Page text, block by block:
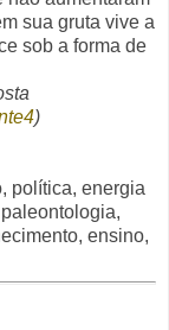
sua gruta vive a
sob a forma de
)
política, energia
ensino,